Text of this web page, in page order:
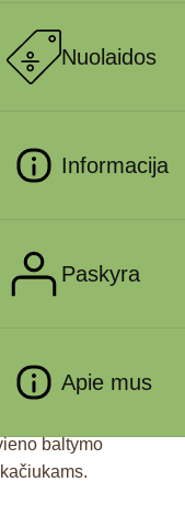
Nuolaidos
Informacija
Paskyra
Apie mus
su
5.03€ !
baltymo